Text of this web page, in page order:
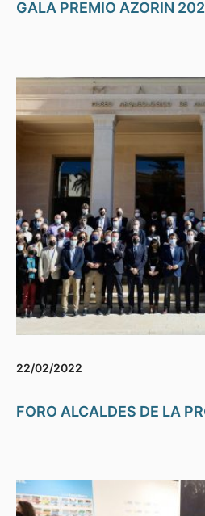
GALA PREMIO AZORIN
22/02/2022
FORO ALCALDES DE LA